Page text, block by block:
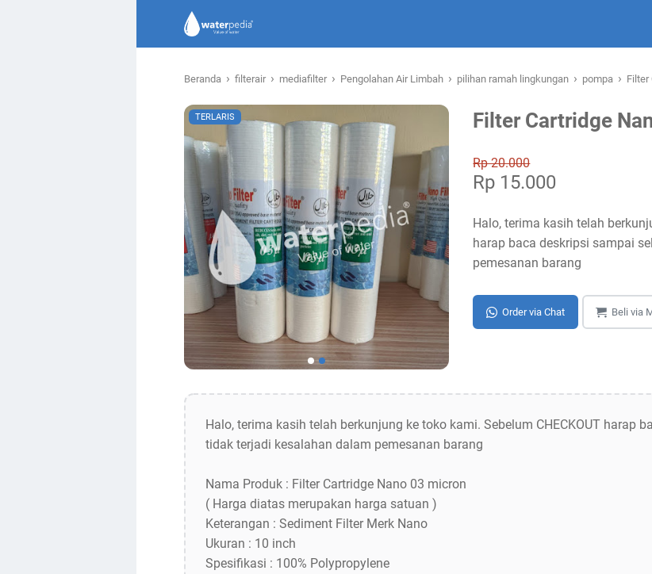
Beranda › filterair › mediafilter › Pengolahan Air Limbah › pilihan ramah lingkungan › pompa › Filter
Filter Cartridge
TERLARIS
Rp 20.000
Rp 15.000
Halo, terima kasih telah
harap baca deskripsi sampai
pemesanan barang
Order via Chat Beli via
Halo, terima kasih telah berkunjung ke toko kami. Sebelum CHECKOUT harap
tidak terjadi kesalahan dalam pemesanan barang
Nama Produk : Filter Cartridge Nano 03 micron
( Harga diatas merupakan harga satuan )
Keterangan : Sediment Filter Merk Nano
Ukuran : 10 inch
Spesifikasi : 100% Polypropylene